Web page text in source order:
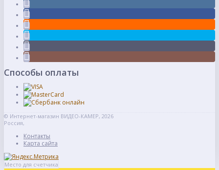
Способы оплаты
© Интернет-магазин ВИДЕО-КАМЕР, 2026
Россия,
Контакты
Карта сайта
Место для счетчика